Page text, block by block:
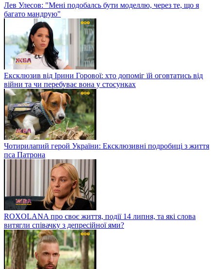
Лев Улесов: "Мені подобалсь бути моделлю, через те, що я
багато мандрую"
Ексклюзив від Ірини Горової: хто допоміг їй оговтатись від
війни та чи перебуває вона у стосунках
Чотирилапий герой України: Ексклюзивні подробиці з життя
пса Патрона
ROXOLANA про своє життя, події 14 липня, та які слова
витягли співачку з депресійної ями?